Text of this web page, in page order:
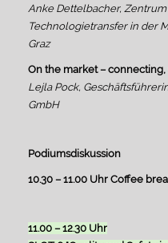
Anke Dettelbacher,
Technologietransfer in der
Graz
On the market –
Lejla Pock,
GmbH
Podiumsdiskussion
10.30 – 11.00 Uhr Coffee
11.00 – 12.30 Uhr